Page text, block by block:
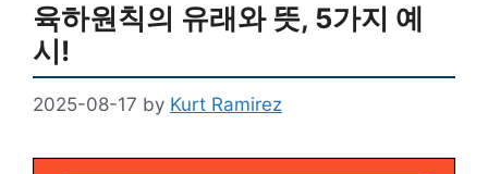
육하원칙의 유래와 뜻, 5가지 예
시!
2025-08-17 by Kurt Ramirez